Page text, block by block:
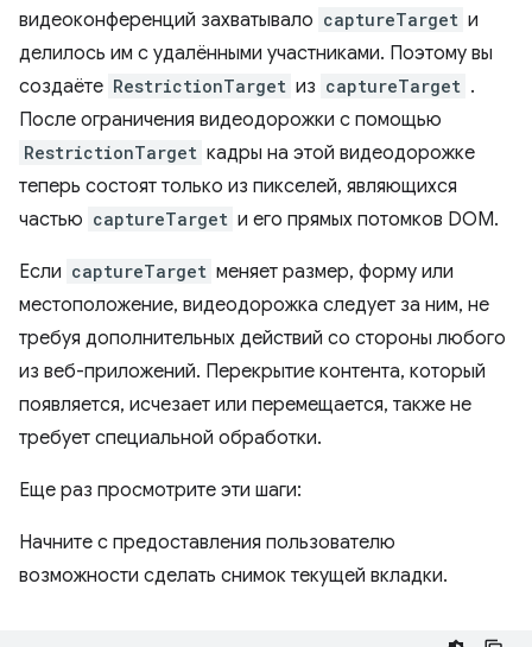
видеоконференций захватывало captureTarget и
делилось им с удалёнными участниками. Поэтому вы
создаёте RestrictionTarget из captureTarget .
После ограничения видеодорожки с помощью
RestrictionTarget кадры на этой видеодорожке
теперь состоят только из пикселей, являющихся
частью captureTarget и его прямых потомков DOM.
Если captureTarget меняет размер, форму или
местоположение, видеодорожка следует за ним, не
требуя дополнительных действий со стороны любого
из веб-приложений. Перекрытие контента, который
появляется, исчезает или перемещается, также не
требует специальной обработки.
Еще раз просмотрите эти шаги:
Начните с предоставления пользователю
возможности сделать снимок текущей вкладки.